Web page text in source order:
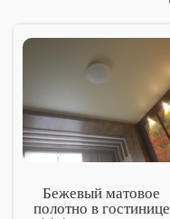
Бежевый матовое
полотно в гостинице